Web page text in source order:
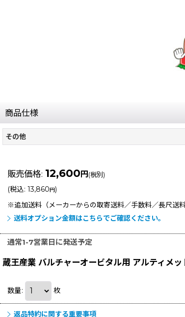
商品仕様
その他
販売価格: 12,600円(税別)
(税込: 13,860円)
※追加送料（メーカーからの取寄送料／手数料／長尺送料
送料オプション金額はこちらでご確認ください。
通常1-7営業日に発送予定
蔵王産業 バルチャーオービタル用 アルティメ
数量: 枚
返品特約に関する重要事項